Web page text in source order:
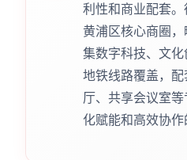
利性和商业配套
黄浦区核心商圈
集数字科技、文
地铁线路覆盖，
厅、共享会议室
化赋能和高效协作